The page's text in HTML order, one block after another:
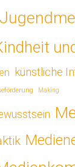
künstliche
Making